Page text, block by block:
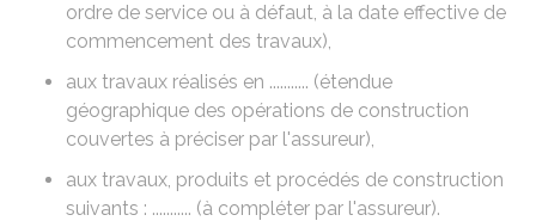
ordre de service ou à défaut, à la date effective de
commencement des travaux),
aux travaux réalisés en ........... (étendue
géographique des opérations de construction
couvertes à préciser par l'assureur),
aux travaux, produits et procédés de construction
suivants : ........... (à compléter par l'assureur).